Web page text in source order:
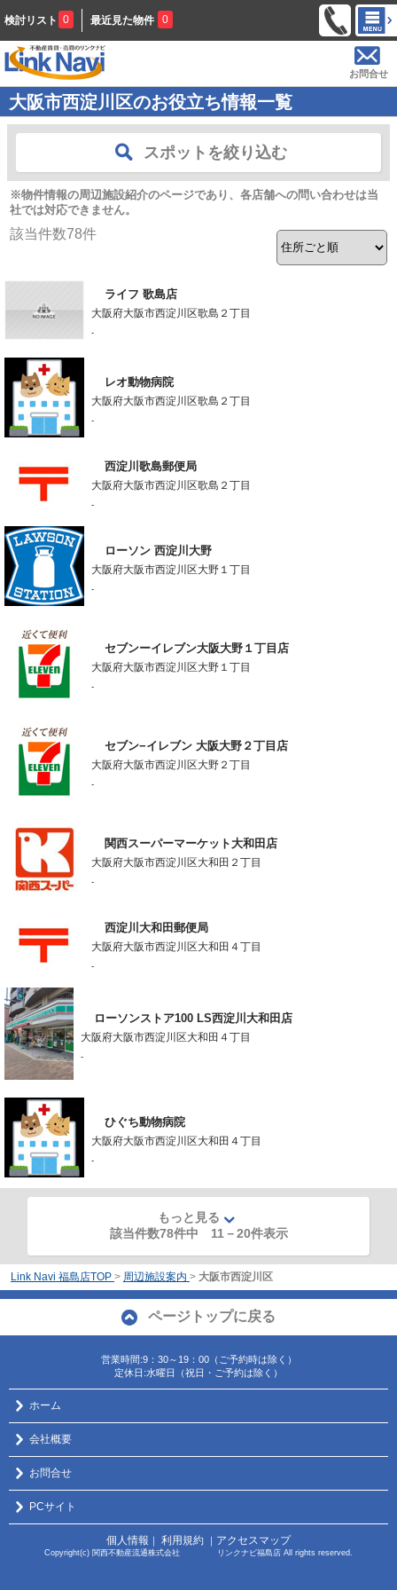
検討リスト 0 最近見た物件 0
お問合せ
大阪市西淀川区のお役立ち情報一覧
スポットを絞り込む
※物件情報の周辺施設紹介のページであり、各店舗への問い合わせは当
社では対応できません。
該当件数78件
ライフ 歌島店
大阪府大阪市西淀川区歌島２丁目
-
レオ動物病院
大阪府大阪市西淀川区歌島２丁目
-
西淀川歌島郵便局
大阪府大阪市西淀川区歌島２丁目
-
ローソン 西淀川大野
大阪府大阪市西淀川区大野１丁目
-
セブンーイレブン大阪大野１丁目店
大阪府大阪市西淀川区大野１丁目
-
セブン−イレブン 大阪大野２丁目店
大阪府大阪市西淀川区大野２丁目
-
関西スーパーマーケット大和田店
大阪府大阪市西淀川区大和田２丁目
-
西淀川大和田郵便局
大阪府大阪市西淀川区大和田４丁目
-
ローソンストア100 LS西淀川大和田店
大阪府大阪市西淀川区大和田４丁目
-
ひぐち動物病院
大阪府大阪市西淀川区大和田４丁目
-
もっと見る
該当件数78件中 11 －20件表示
Link Navi 福島店TOP > 周辺施設案内 > 大阪市西淀川区
ページトップに戻る
営業時間:9：30～19：00（ご予約時は除く）
定休日:水曜日（祝日・ご予約は除く）
ホーム
会社概要
お問合せ
PCサイト
個人情報 ｜ 利用規約 ｜ アクセスマップ
Copyright(c) 関西不動産流通株式会社 リンクナビ福島店 All rights reserved.